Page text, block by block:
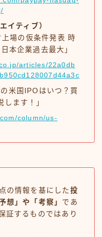
イティブ）
上場の仮条件発表 時
本企業過去最大」
articles/22a0db
米国IPOはいつ？買
します！」
column/us-
の情報を基にした投
想」や「考察」 であ
証するものではあり